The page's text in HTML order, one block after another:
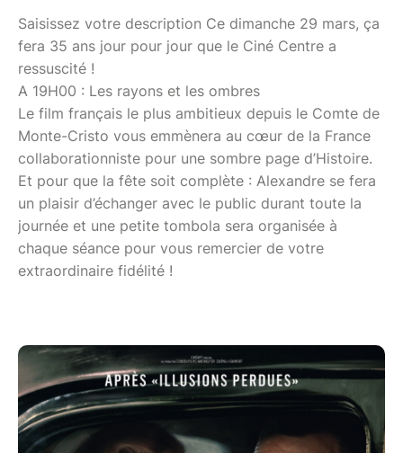
Saisissez votre description Ce dimanche 29 mars, ça
fera 35 ans jour pour jour que le Ciné Centre a
ressuscité !
A 19H00 : Les rayons et les ombres
Le film français le plus ambitieux depuis le Comte de
Monte-Cristo vous emmènera au cœur de la France
collaborationniste pour une sombre page d’Histoire.
Et pour que la fête soit complète : Alexandre se fera
un plaisir d’échanger avec le public durant toute la
journée et une petite tombola sera organisée à
chaque séance pour vous remercier de votre
extraordinaire fidélité !